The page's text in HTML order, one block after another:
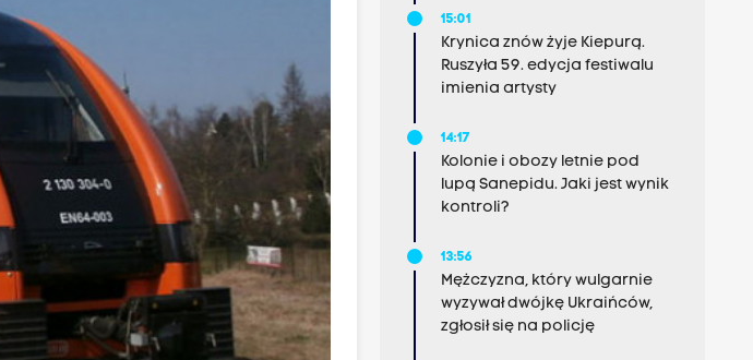
15:01
Krynica znów żyje Kiepurą.
Ruszyła 59. edycja festiwalu
imienia artysty
14:17
Kolonie i obozy letnie pod
lupą Sanepidu. Jaki jest wynik
kontroli?
13:56
Mężczyzna, który wulgarnie
wyzywał dwójkę Ukraińców,
zgłosił się na policję